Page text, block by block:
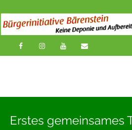
Erstes gemeinsames